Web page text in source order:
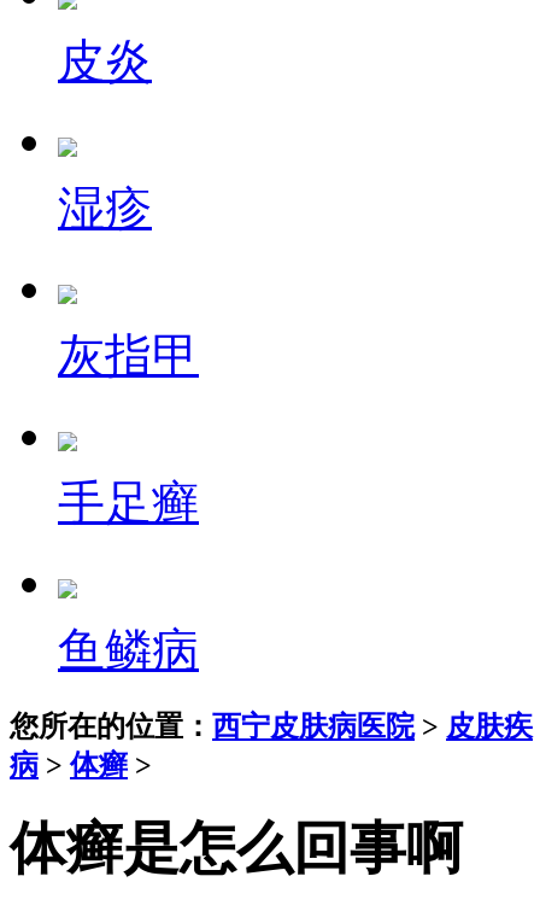
皮炎
湿疹
灰指甲
手足癣
鱼鳞病
您所在的位置： 西宁皮肤病医院> 皮肤疾
病 >体癣 >
体癣是怎么回事啊